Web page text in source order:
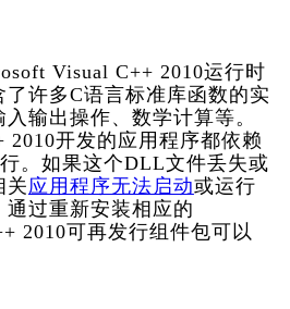
Visual C++ 2010运行时
许多C语言标准库函数的实
输出操作、数学计算等。
2010开发的应用程序都依赖
。如果这个DLL文件丢失或
关应用程序无法启动或运行
过重新安装相应的
2010可再发行组件包可以